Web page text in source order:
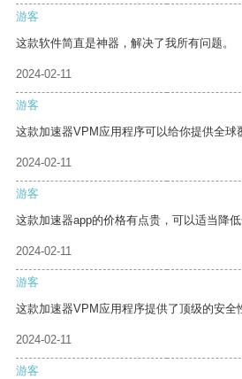
游客
这款软件简直是神器，解决了我所有问题。
2024-02-11
游客
这款加速器VPM应用程序可以给你提供全球
2024-02-11
游客
这款加速器app的价格有点贵，可以适当降低
2024-02-11
游客
这款加速器VPM应用程序提供了顶级的安全
2024-02-11
游客